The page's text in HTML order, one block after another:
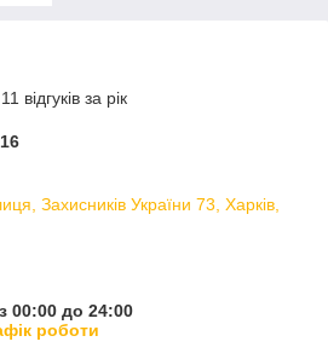
відгуків за рік
Захисників України 73, Харків,
00:00 до 24:00
роботи